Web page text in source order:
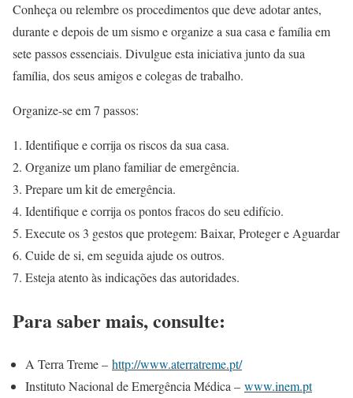
Conheça ou relembre os procedimentos que deve adotar antes,
durante e depois de um sismo e organize a sua casa e família em
sete passos essenciais. Divulgue esta iniciativa junto da sua
família, dos seus amigos e colegas de trabalho.
Organize-se em 7 passos:
Identifique e corrija os riscos da sua casa.
Organize um plano familiar de emergência.
Prepare um kit de emergência.
Identifique e corrija os pontos fracos do seu edifício.
Execute os 3 gestos que protegem: Baixar, Proteger e Aguardar
Cuide de si, em seguida ajude os outros.
Esteja atento às indicações das autoridades.
Para saber mais, consulte:
A Terra Treme – http://www.aterratreme.pt/
Instituto Nacional de Emergência Médica – www.inem.pt